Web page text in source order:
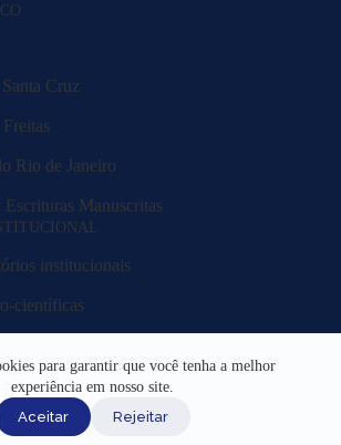
para garantir que você tenha a melhor
experiência em nosso site.
Aceitar
Rejeitar
Cruz
Rio de Janeiro
Manuscritas
institucionais
científicas